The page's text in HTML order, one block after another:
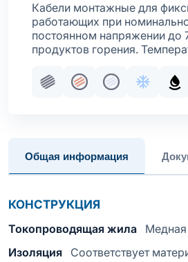
Кабели монтажные для
работающих при
постоянном напряжении до
продуктов горения.
Пучковая скрутка
Жила медная
Жила медная
Общая информация
КОНСТРУКЦИЯ
Токопроводящая жила
Изоляция
Соответствует